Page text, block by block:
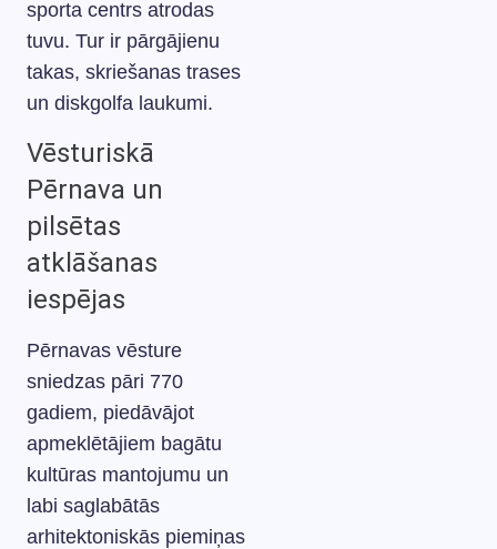
sporta centrs atrodas
tuvu. Tur ir pārgājienu
takas, skriešanas trases
un diskgolfa laukumi.
Vēsturiskā
Pērnava un
pilsētas
atklāšanas
iespējas
Pērnavas vēsture
sniedzas pāri 770
gadiem, piedāvājot
apmeklētājiem bagātu
kultūras mantojumu un
labi saglabātās
arhitektoniskās piemiņas